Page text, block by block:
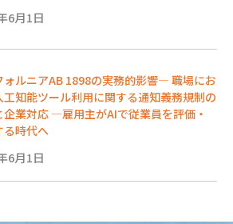
6月1日
ォルニアAB 1898の実務的影響― 職場にお
工知能ツール利用に関する通知義務規制の
企業対応 ―雇用主がAIで従業員を評価・
る時代へ
6月1日